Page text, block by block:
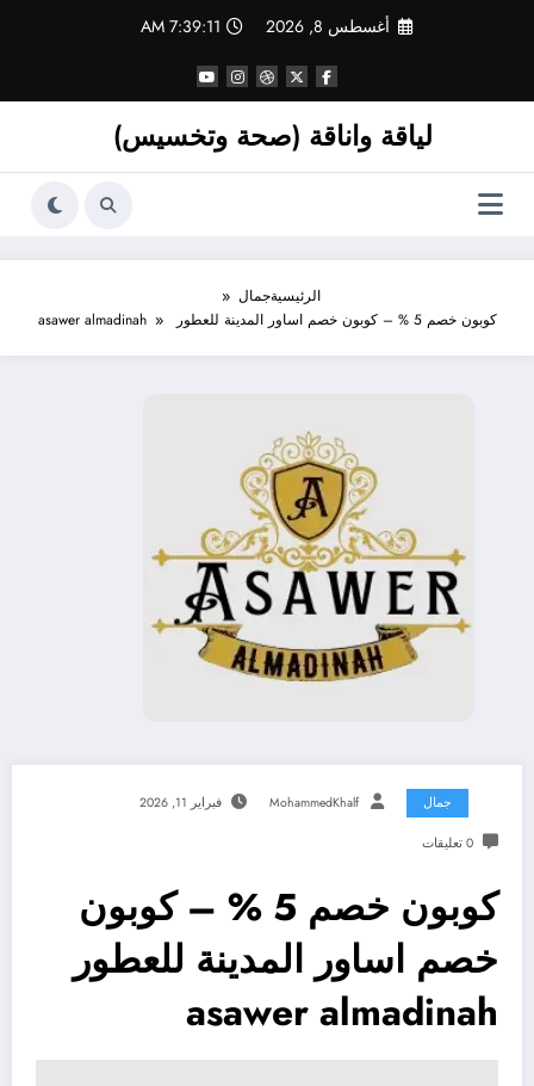
أغسطس 8, 2026 7:39:12 AM
لياقة واناقة (صحة وتخسيس)
الرئيسيةجمال
كوبون خصم 5 % – كوبون خصم اساور المدينة للعطور asawer almadinah
جمال MohammedKhalf فبراير 11, 2026
0 تعليقات
كوبون خصم 5 % – كوبون
خصم اساور المدينة للعطور
asawer almadinah